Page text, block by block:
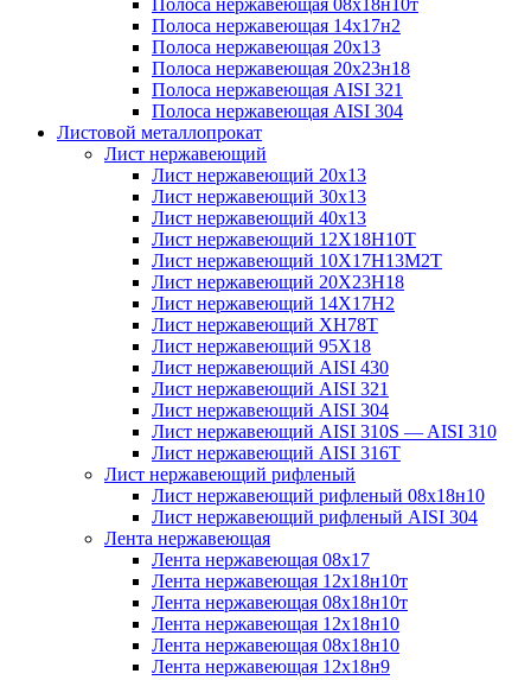
Полоса нержавеющая 14х17н2
Полоса нержавеющая 20х13
Полоса нержавеющая 20х23н18
Полоса нержавеющая AISI 321
Полоса нержавеющая AISI 304
Листовой металлопрокат
Лист нержавеющий
Лист нержавеющий 20х13
Лист нержавеющий 30х13
Лист нержавеющий 40х13
Лист нержавеющий 12Х18Н10Т
Лист нержавеющий 10Х17Н13М2T
Лист нержавеющий 20Х23Н18
Лист нержавеющий 14Х17Н2
Лист нержавеющий ХН78Т
Лист нержавеющий 95Х18
Лист нержавеющий AISI 430
Лист нержавеющий AISI 321
Лист нержавеющий AISI 304
Лист нержавеющий AISI 310S — AISI 310
Лист нержавеющий AISI 316T
Лист нержавеющий рифленый
Лист нержавеющий рифленый 08х18н10
Лист нержавеющий рифленый AISI 304
Лента нержавеющая
Лента нержавеющая 08х17
Лента нержавеющая 12х18н10т
Лента нержавеющая 08х18н10т
Лента нержавеющая 12х18н10
Лента нержавеющая 08х18н10
Лента нержавеющая 12х18н9